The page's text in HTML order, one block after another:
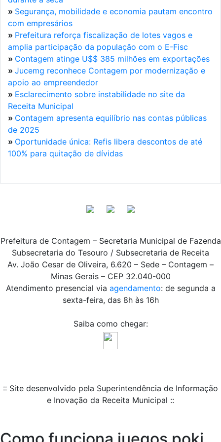
» Segurança, mobilidade e economia pautam encontro
com empresários
» Prefeitura reforça fiscalização de lotes vagos e
amplia participação da população com o E-Fisc
» Contagem atinge U$$ 385 milhões em exportações
» Jucemg reconhece Contagem por modernização e
apoio ao empreendedor
» Esclarecimento sobre instabilidade no site da
Receita Municipal
» Contagem apresenta equilíbrio nas contas públicas
de 2025
» Oportunidade única: Refis libera descontos de até
100% para quitação de dívidas
Prefeitura de Contagem – Secretaria Municipal de Fazenda
Subsecretaria do Tesouro / Subsecretaria de Receita
Av. João Cesar de Oliveira, 6.620 – Sede – Contagem –
Minas Gerais – CEP 32.040-000
Atendimento presencial via agendamento: de segunda a
sexta-feira, das 8h às 16h
Saiba como chegar:
:: Site desenvolvido pela Superintendência de Informação
e Inovação da Receita Municipal ::